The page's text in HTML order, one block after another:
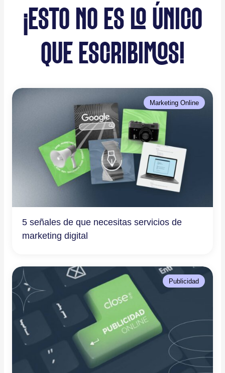
¡ESTO NO ES LO ÚNICO
QUE ESCRIBIMOS!
Marketing Online
5 señales de que necesitas servicios de
marketing digital
Publicidad